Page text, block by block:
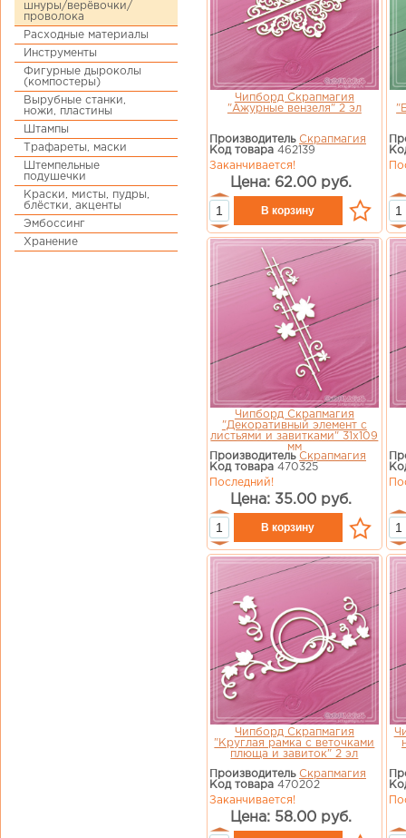
шнуры/верёвочки/
проволока
Расходные материалы
Инструменты
Фигурные дыроколы
(компостеры)
Вырубные станки,
ножи, пластины
Штампы
Трафареты, маски
Штемпельные
подушечки
Краски, мисты, пудры,
блёстки, акценты
Эмбоссинг
Хранение
Чипборд Скрапмагия
"Ажурные вензеля" 2 эл
Производитель Скрапмагия
Код товара 462139
Заканчивается!
Цена: 62.00 руб.
Чипборд Скрапмагия
"Декоративный элемент с
листьями и завитками" 31х109
мм
Производитель Скрапмагия
Код товара 470325
Последний!
Цена: 35.00 руб.
Чипборд Скрапмагия
"Круглая рамка с веточками
плюща и завиток" 2 эл
Производитель Скрапмагия
Код товара 470202
Заканчивается!
Цена: 58.00 руб.